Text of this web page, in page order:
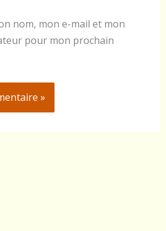
nom, mon e-mail et mon
pour mon prochain